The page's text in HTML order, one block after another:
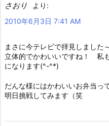
さおり
より:
2010年6月3日 7:41 AM
まさに今テレビで拝見しました
立体的でかわいいですね！ 私
になります(^-^*)
だんな様にはかわいいお弁当っ
明日挑戦してみます（笑